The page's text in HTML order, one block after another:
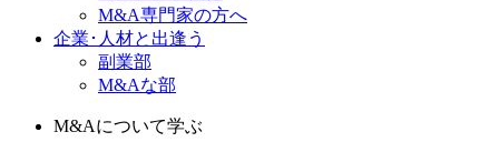
M&A専門家の方へ
企業･人材と出逢う
副業部
M&Aな部
M&Aについて学ぶ